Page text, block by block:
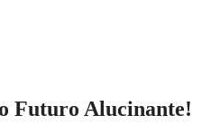
Futuro Alucinante!